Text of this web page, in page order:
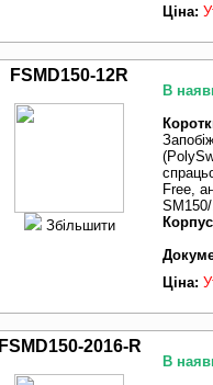
Ціна:
FSMD150-12R
Збільшити
В
Free,
Ціна:
FSMD150-2016-R
В